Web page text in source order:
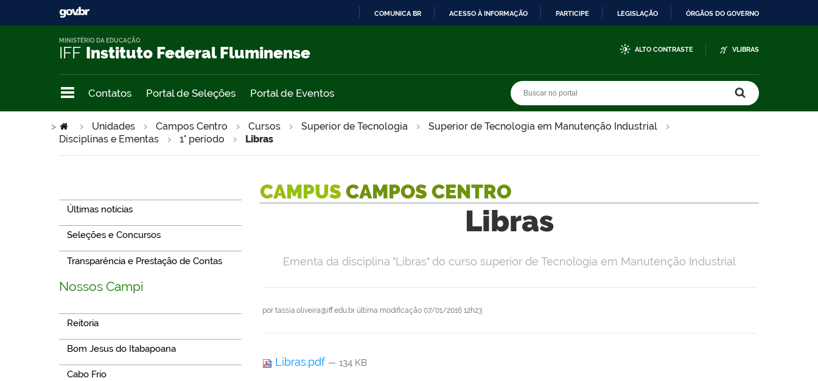
COMUNICA BR ACESSO À INFORMAÇÃO PARTICIPE LEGISLAÇÃO ÓRGÃOS DO GOVERNO
IFF Instituto Federal Fluminense
MINISTÉRIO DA EDUCAÇÃO
ALTO CONTRASTE VLIBRAS
Contatos Portal de Seleções Portal de Eventos
Unidades Campos Centro Cursos Superior de Tecnologia Superior de Tecnologia em Manutenção Industrial
>
Disciplinas e Ementas
1° período Libras
Últimas notícias
Seleções e Concursos
Transparência e Prestação de Contas
Nossos Campi
Reitoria
Bom Jesus do Itabapoana
Cabo Frio
CAMPUS CAMPOS CENTRO
Libras
por tassia.oliveira@iff.edu.br última modificação 07/01/2016 12h23
Ementa da disciplina "Libras" do curso superior de Tecnologia em Manutenção Industrial
Libras.pdf — 134 KB